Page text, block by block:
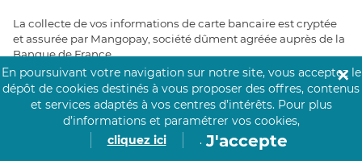
La collecte de vos informations de carte bancaire est cryptée
et assurée par Mangopay, société dûment agréée auprès de la
Banque de France.
En poursuivant votre navigation sur notre site, vous acceptez le
dépôt de cookies destinés à vous proposer des offres, contenus
et services adaptés à vos centres d’intérêts. Pour plus
d’informations et paramétrer vos cookies,
cliquez ici
. J'accepte
✕